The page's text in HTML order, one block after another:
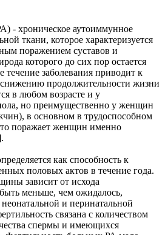
- хроническое аутоиммунное
ткани, которое характеризуется
поражением суставов и
которого до сих пор остается
течение заболевания приводит к
продолжительности жизни
в любом возрасте и у
но преимущественно у женщин
в основном в трудоспособном
поражает женщин именно
как способность к
половых актов в течение года.
зависит от исхода
меньше, чем ожидалось,
и перинатальной
связана с количеством
спермы и имеющихся